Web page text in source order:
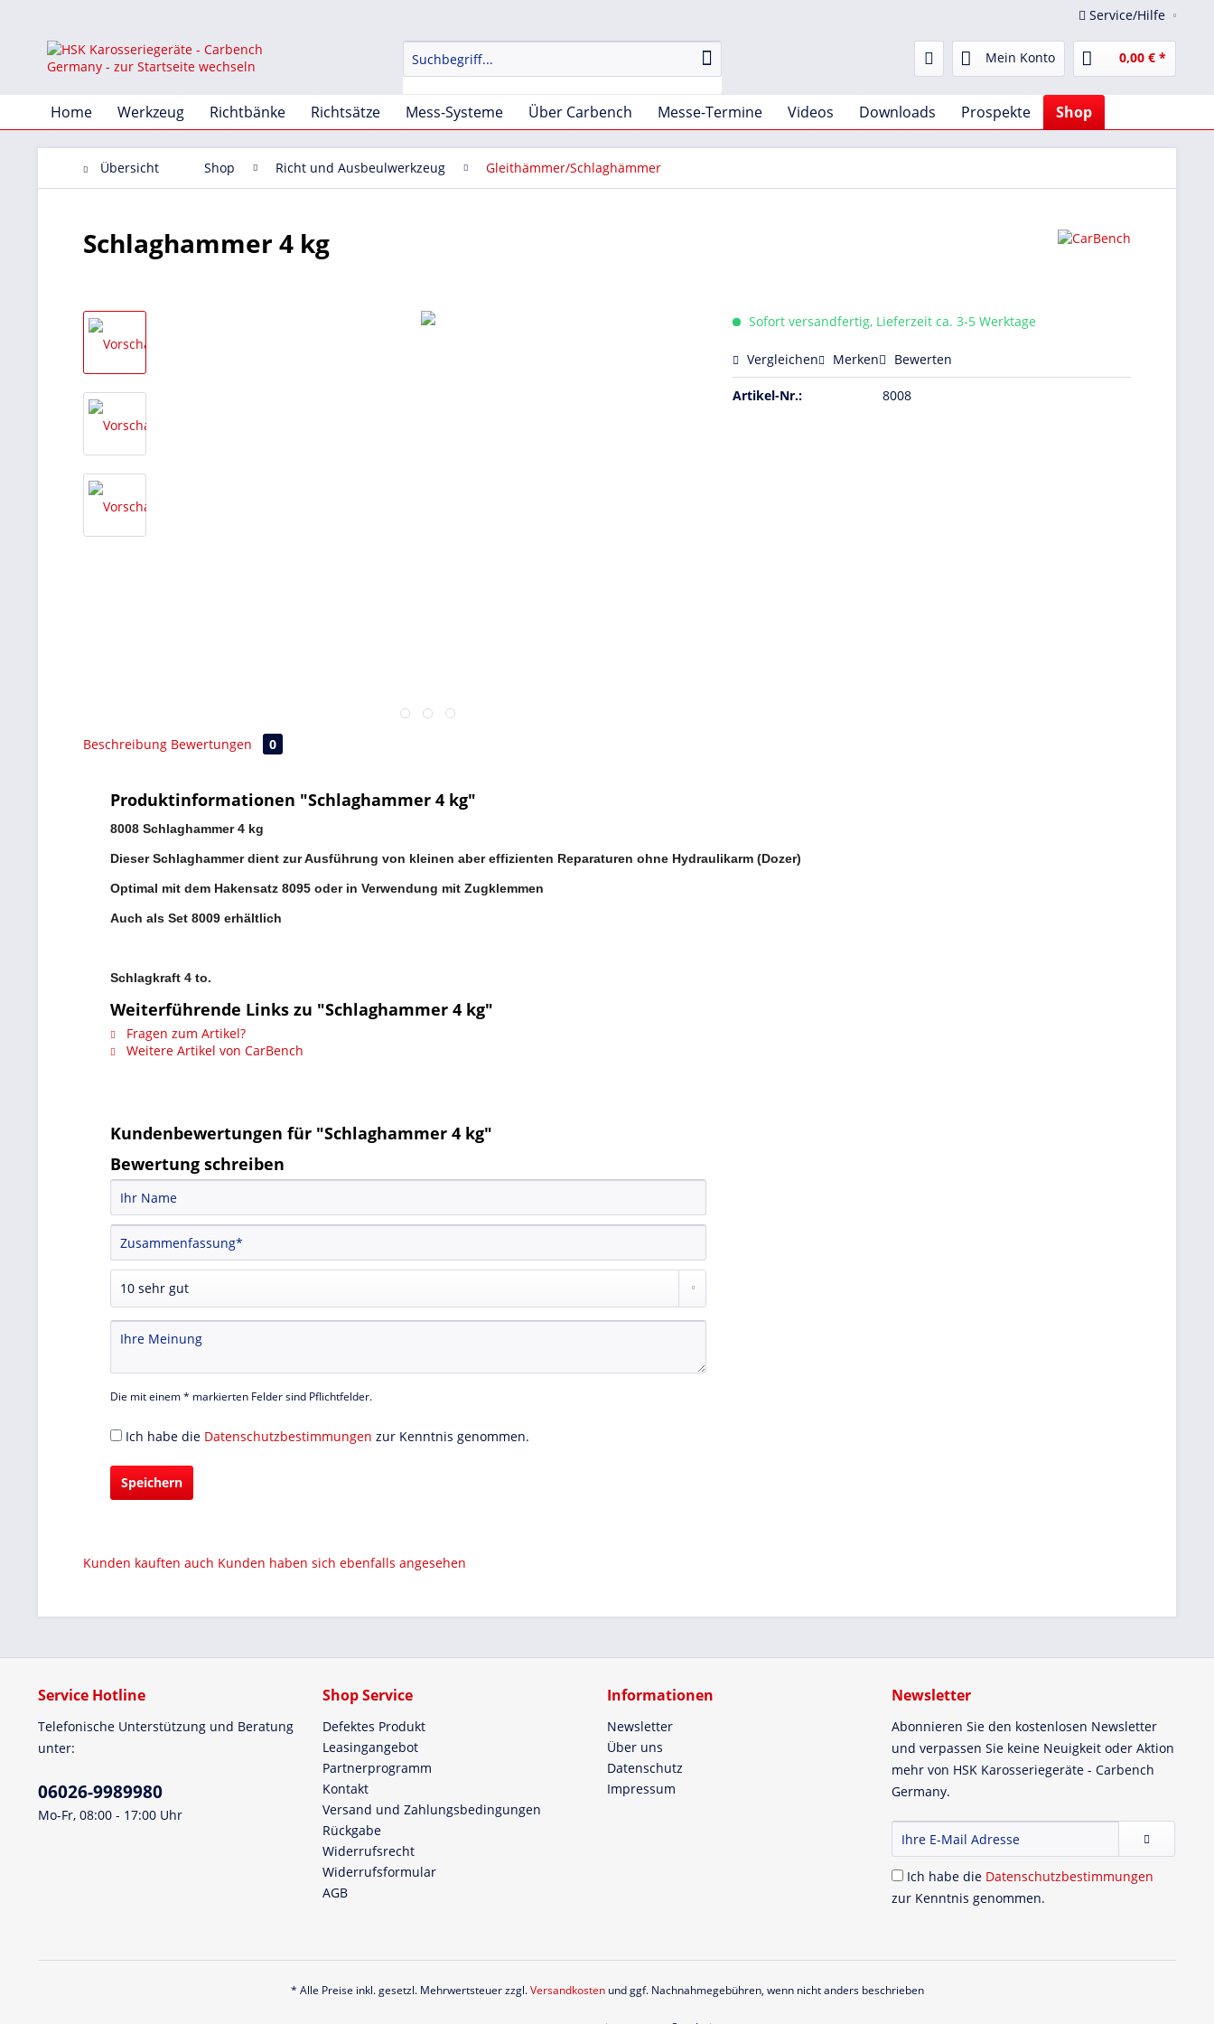
Service/Hilfe
Mein Konto 0,00 € *
Home Werkzeug Richtbänke Richtsätze Mess-Systeme Über Carbench Messe-Termine Videos Downloads Prospekte Shop
Übersicht Shop Richt und Ausbeulwerkzeug Gleithämmer/Schlaghämmer
Schlaghammer 4 kg
Sofort versandfertig, Lieferzeit ca. 3-5 Werktage
Vergleichen Merken Bewerten
Artikel-Nr.: 8008
Beschreibung Bewertungen 0
Produktinformationen "Schlaghammer 4 kg"
8008 Schlaghammer 4 kg
Dieser Schlaghammer dient zur Ausführung von kleinen aber effizienten Reparaturen ohne Hydraulikarm (Dozer)
Optimal mit dem Hakensatz 8095 oder in Verwendung mit Zugklemmen
Auch als Set 8009 erhältlich
Schlagkraft 4 to.
Weiterführende Links zu "Schlaghammer 4 kg"
Fragen zum Artikel?
Weitere Artikel von CarBench
Kundenbewertungen für "Schlaghammer 4 kg"
Bewertung schreiben
Die mit einem * markierten Felder sind Pflichtfelder.
Ich habe die Datenschutzbestimmungen zur Kenntnis genommen.
Speichern
Kunden kauften auch Kunden haben sich ebenfalls angesehen
Service Hotline
Telefonische Unterstützung und Beratung
unter:
06026-9989980
Mo-Fr, 08:00 - 17:00 Uhr
Shop Service
Defektes Produkt
Leasingangebot
Partnerprogramm
Kontakt
Versand und Zahlungsbedingungen
Rückgabe
Widerrufsrecht
Widerrufsformular
AGB
Informationen
Newsletter
Über uns
Datenschutz
Impressum
Newsletter
Abonnieren Sie den kostenlosen Newsletter
und verpassen Sie keine Neuigkeit oder Aktion
mehr von HSK Karosseriegeräte - Carbench
Germany.
Ich habe die Datenschutzbestimmungen
zur Kenntnis genommen.
* Alle Preise inkl. gesetzl. Mehrwertsteuer zzgl.Versandkostenund ggf. Nachnahmegebühren, wenn nicht anders beschrieben